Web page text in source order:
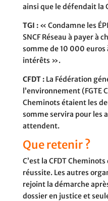
ainsi que le défendait la
TGI :« Condamne les
SNCF Réseau à payer à
somme de 10 000
intérêts ».
CFDT :La Fédération
l’environnement (FGTE
Cheminots étaient les
somme servira pour les
attendent.
Que retenir ?
C’est la CFDT
réussite. Les autres
rejoint la démarche
dossier en justice et